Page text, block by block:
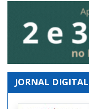
JORNAL DIGITAL